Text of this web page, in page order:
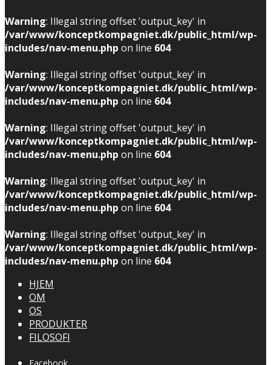
Warning: Illegal string offset 'output_key' in
/var/www/konceptkompagniet.dk/public_html/wp-
includes/nav-menu.php on line 604
Warning: Illegal string offset 'output_key' in
/var/www/konceptkompagniet.dk/public_html/wp-
includes/nav-menu.php on line 604
Warning: Illegal string offset 'output_key' in
/var/www/konceptkompagniet.dk/public_html/wp-
includes/nav-menu.php on line 604
Warning: Illegal string offset 'output_key' in
/var/www/konceptkompagniet.dk/public_html/wp-
includes/nav-menu.php on line 604
Warning: Illegal string offset 'output_key' in
/var/www/konceptkompagniet.dk/public_html/wp-
includes/nav-menu.php on line 604
HJEM
OM
OS
PRODUKTER
FILOSOFI
Facebook